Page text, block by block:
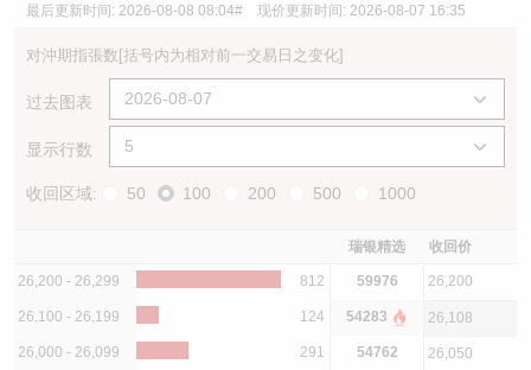
最后更新时间: 2026-08-08 08:04# 现价更新时间: 2026-08-07 16:35
对沖期指張数[括号内为相对前一交易日之变化]
过去图表
显示行数
收回区域: 50 100 200 500 1000
瑞银精选 收回价
26,200 - 26,299 812 59976 26,200
26,100 - 26,199 124 54283 26,108
26,000 - 26,099 291 54762 26,050